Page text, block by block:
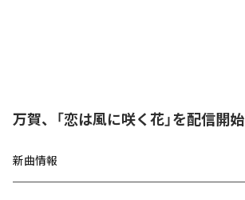
万賀、「恋は風に咲く花」を配信開始
新曲情報